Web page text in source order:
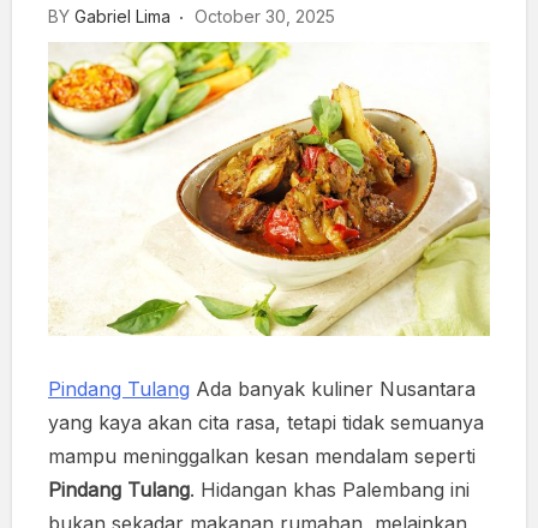
BY Gabriel Lima October 30, 2025
Pindang Tulang Ada banyak kuliner Nusantara
yang kaya akan cita rasa, tetapi tidak semuanya
mampu meninggalkan kesan mendalam seperti
Pindang Tulang. Hidangan khas Palembang ini